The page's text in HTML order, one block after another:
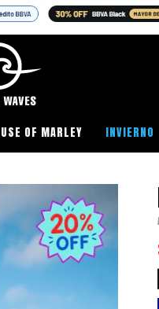
OF MARLEY INVIERNO